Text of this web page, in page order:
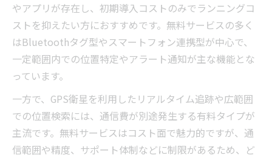
やアプリが存在し、初期導入コストのみでランニングコ
ストを抑えたい方におすすめです。無料サービスの多く
はBluetoothタグ型やスマートフォン連携型が中心で、
一定範囲内での位置特定やアラート通知が主な機能とな
っています。
一方で、GPS衛星を利用したリアルタイム追跡や広範囲
での位置検索には、通信費が別途発生する有料タイプが
主流です。無料サービスはコスト面で魅力的ですが、通
信範囲や精度、サポート体制などに制限があるため、ど